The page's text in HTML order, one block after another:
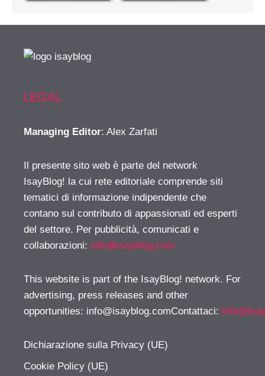
LEGAL
Managing Editor: Alex Zarfati
Il presente sito web è parte del network
IsayBlog! la cui rete editoriale comprende siti
tematici di informazione indipendente che
contano sul contributo di appassionati ed esperti
del settore. Per pubblicità, comunicati e
collaborazioni: info@isayblog.com
This website is part of the IsayBlog! network. For
advertising, press releases and other
opportunities: info@isayblog.comContattaci:
Dichiarazione sulla Privacy (UE)
Cookie Policy (UE)